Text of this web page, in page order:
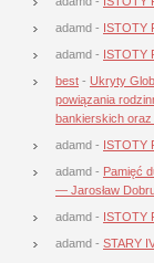
adamd - ISTOTY
adamd - ISTOTY
best - Ukryty
powiązania
bankierskich
adamd - ISTOTY
adamd - Pamięć
— Jarosław
adamd - ISTOTY
adamd - STARY